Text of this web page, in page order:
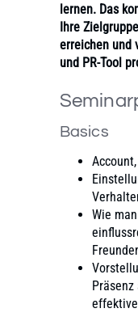
lernen. Das
Ihre
erreichen und
und PR-Tool
Basics
Wie